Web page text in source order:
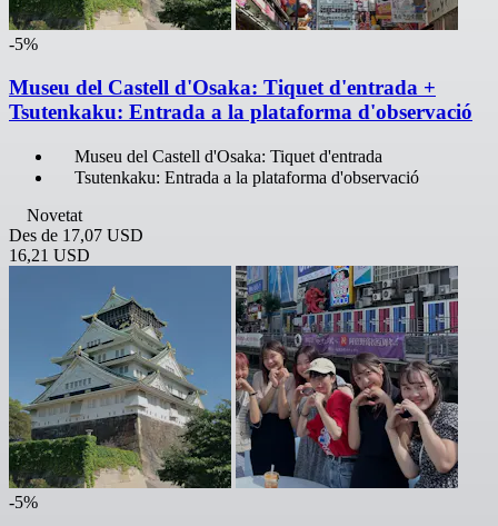
-5%
Museu del Castell d'Osaka: Tiquet d'entrada +
Tsutenkaku: Entrada a la plataforma d'observació
Museu del Castell d'Osaka: Tiquet d'entrada
Tsutenkaku: Entrada a la plataforma d'observació
Novetat
Des de 17,07 USD
16,21 USD
-5%